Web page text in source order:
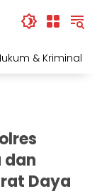
& Kriminal
dan
Daya